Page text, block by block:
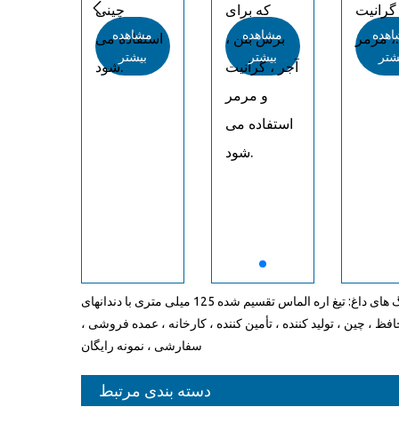
چینی
استفاده می
شود.
مشاهده
بیشتر
که برای
برش بتن ،
آجر ، گرانیت
و مرمر
استفاده می
شود.
مشاهده
بیشتر
گرانیت
، مرمر.

تگ های داغ: تیغ اره الماس تقسیم شده 125 میلی متری با دندانهای
، چین ، تولید کننده ، تأمین کننده ، کارخانه ، عمده فروشی ،
سفارشی ، نمونه رایگان
دسته بندی مرتبط